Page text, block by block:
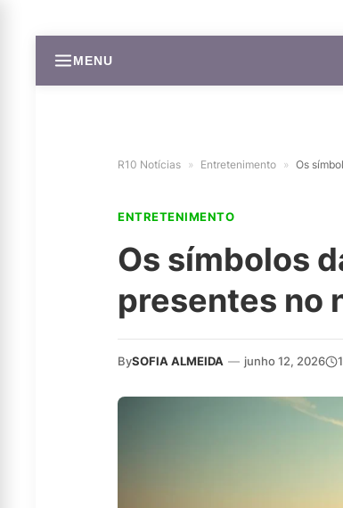
MENU
R10 Notícias » Entretenimento » Os
ENTRETENIMENTO
Os símbolos
presentes no
BySOFIA ALMEIDA — junho 12, 2026